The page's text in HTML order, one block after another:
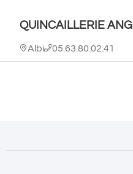
QUINCAILLERIE
Albi 05.63.80.02.41